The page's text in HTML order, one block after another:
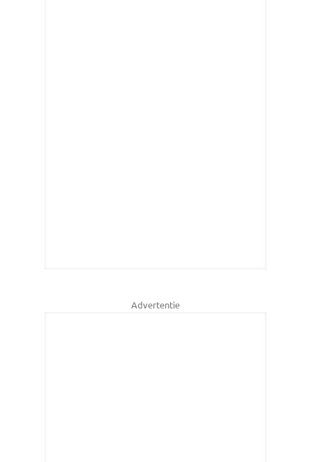
Advertentie